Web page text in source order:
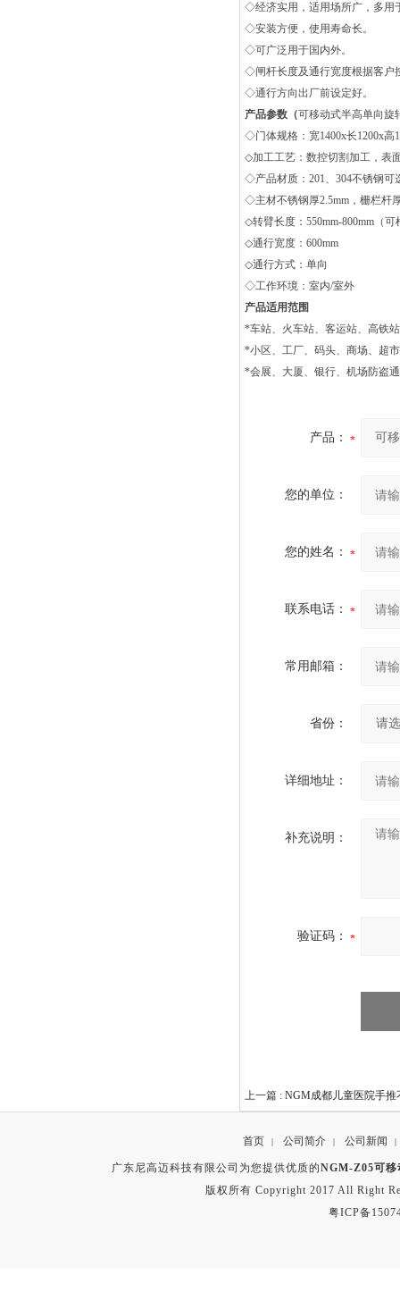
◇经济实用，适用场所广，多用
◇安装方便，使用寿命长。
◇可广泛用于国内外。
◇闸杆长度及通行宽度根据客户
◇通行方向出厂前设定好。
产品参数（可移动式半高单向旋
◇门体规格：宽1400x长1200x高
◇加工工艺：数控切割加工，表
◇产品材质：201、304不锈钢可
◇主材不锈钢厚2.5mm，栅栏杆
◇转臂长度：550mm-800mm（
◇通行宽度：600mm
◇通行方式：单向
◇工作环境：室内/室外
产品适用范围
*车站、火车站、客运站、高铁
*小区、工厂、码头、商场、超
*会展、大厦、银行、机场防盗
产品：
您的单位：
您的姓名：
联系电话：
常用邮箱：
省份：
详细地址：
补充说明：
验证码：
上一篇 : NGM成都儿童医院手
首页 | 公司简介 | 公司新闻 |
广东尼高迈科技有限公司为您提供优质的NGM-Z05可移
版权所有 Copyright 2017 All Right
粤ICP备